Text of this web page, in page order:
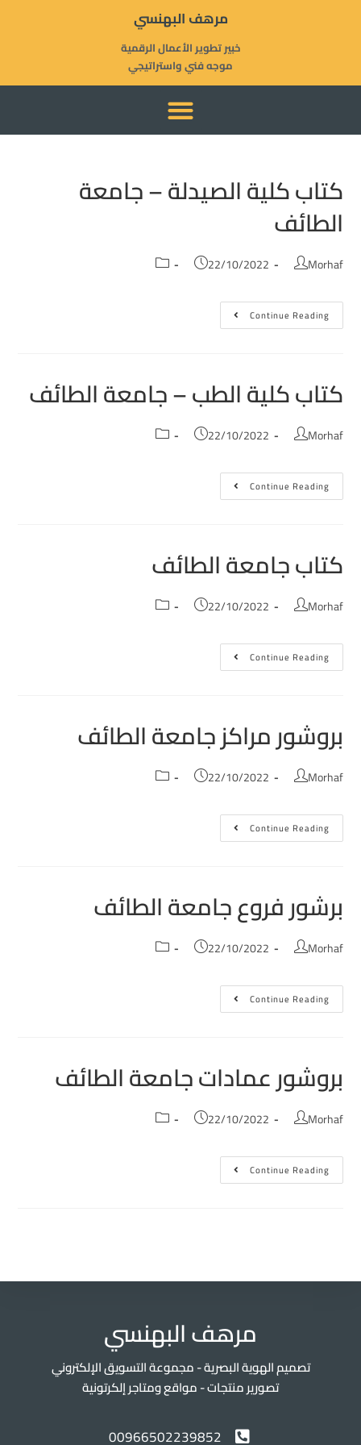
مرهف البهنسي
خبير تطوير الأعمال الرقمية
موجه فني واستراتيجي
كتاب كلية الصيدلة – جامعة
الطائف
Morhaf
22/10/2022
Continue Reading
كتاب كلية الطب – جامعة الطائف
Morhaf
22/10/2022
Continue Reading
كتاب جامعة الطائف
Morhaf
22/10/2022
Continue Reading
بروشور مراكز جامعة الطائف
Morhaf
22/10/2022
Continue Reading
برشور فروع جامعة الطائف
Morhaf
22/10/2022
Continue Reading
بروشور عمادات جامعة الطائف
Morhaf
22/10/2022
Continue Reading
مرهف البهنسي
تصميم الهوية البصرية - مجموعة التسويق الإلكتروني
تصورير منتجات - مواقع ومتاجر إلكرتونية
00966502239852